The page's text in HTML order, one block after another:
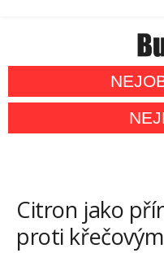
Citron jako
proti